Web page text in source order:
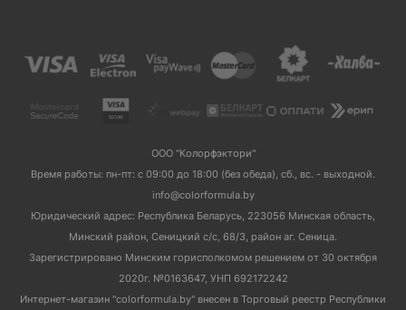
ООО "Колорфэктори"
Время работы: пн-пт: с 09:00 до 18:00 (без обеда), сб., вс. - выходной.
info@colorformula.by
Юридический адрес: Республика Беларусь, 223056 Минская область,
Минский район, Сеницкий с/с, 68/3, район аг. Сеница.
Зарегистрировано Минским горисполкомом решением от 30 октября
2020г. №0163647, УНП 692172242
Интернет-магазин "colorformula.by" внесен в Торговый реестр Республики